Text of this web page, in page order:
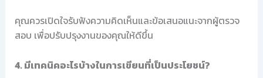
คุณควรเปิดใจรับฟังความคิดเห็นและข้อเสนอแนะจากผู้ตรวจ
สอบ เพื่อปรับปรุงงานของคุณให้ดีขึ้น
4. มีเทคนิคอะไรบ้างในการเขียนที่เป็นประโยชน์?